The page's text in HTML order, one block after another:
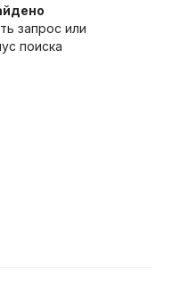
запрос или
поиска